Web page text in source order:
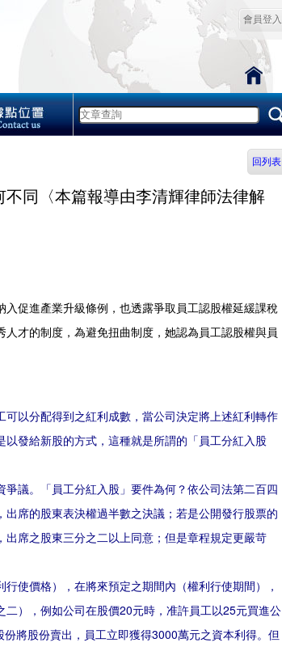
會員登入
回列表
不同〈本篇報導由李清輝律師法律解
促進產業升級條例，也透露爭取員工認股權延緩課稅
才的制度，為避免扭曲制度，她認為員工認股權與員
以分配得到之紅利成數，當公司決定將上述紅利轉作
發給新股的方式，這種就是所謂的「員工分紅入股
議。「員工分紅入股」要件為何？依公司法第二百四
席的股東表決權過半數之決議；若是公開發行股票的
席之股東三分之二以上同意；但是章程規定更嚴苛
價格），在將來預定之期間內（權利行使期間），
二），例如公司在股價20元時，准許員工以25元買進公
將股份賣出，員工立即獲得3000萬元之資本利得。但